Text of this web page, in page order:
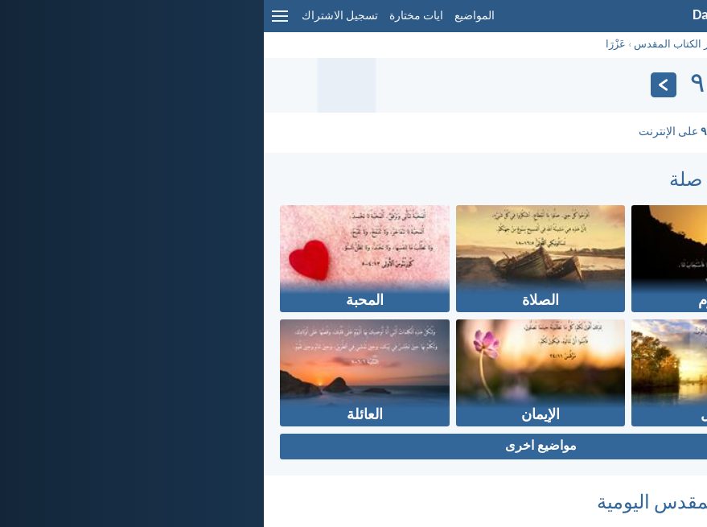
المواضيع ايات مختارة تسجيل الاشتراك
الكتاب المقدس › عَزْرَا
على الإنترنت
صلة
الصلاة المحبة
الإيمان العائلة
مواضيع اخرى
اليومية